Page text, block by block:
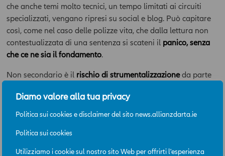
Diamo valore alla tua privacy
Politica sui cookies e disclaimer del sito news.allianzdarta.ie
Politica sui cookies
Utilizziamo i cookie sul nostro sito Web per offrirti l'esperienza
che anche temi molto tecnici, un tempo limitati ai circuiti
specializzati, vengano ripresi su social e blog. Può capitare
così, come nel caso delle polizze vita, che dalla lettura non
contestualizzata di una sentenza si scateni il panico, senza
che ce ne sia il fondamento.
Non secondario è il rischio di strumentalizzazioneda parte
di testate autorevoli, può porre l’accento su aspetti precisi,
anche manipolando la notizia, fuorviando così il lettore
social o un blog.